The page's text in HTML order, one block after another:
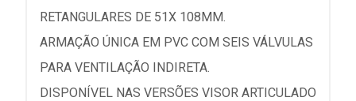
RETANGULARES DE 51X 108MM.
ARMAÇÃO ÚNICA EM PVC COM SEIS VÁLVULAS
PARA VENTILAÇÃO INDIRETA.
DISPONÍVEL NAS VERSÕES VISOR ARTICULADO